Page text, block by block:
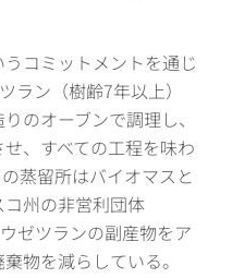
コミットメントを通じ
ラン（樹齢7年以上）
のオーブンで調理し、
、すべての工程を味わ
蒸留所はバイオマスと
州の非営利団体
ゼツランの副産物をア
物を減らしている。